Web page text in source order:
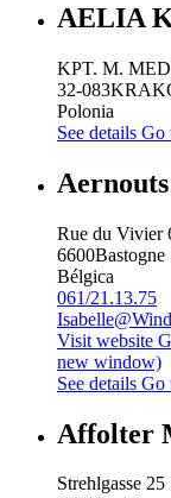
AELIA
KPT. M.
32-083
Polonia
See details Go
Rue du Vivier
6600Bastogne
Bélgica
061/21.13.75
Visit website
new window)
See details Go
Affolter
Strehlgasse 25